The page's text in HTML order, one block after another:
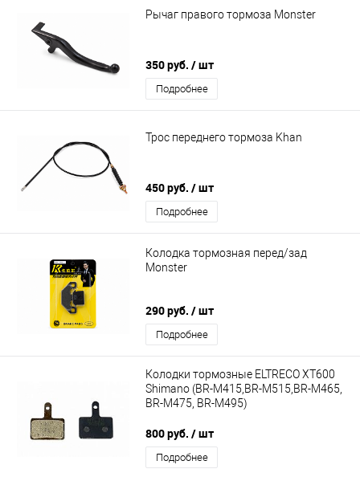
Рычаг правого тормоза Monster
350 руб. / шт
Подробнее
Трос переднего тормоза Khan
450 руб. / шт
Подробнее
Колодка тормозная перед/зад
Monster
290 руб. / шт
Подробнее
Колодки тормозные ELTRECO XT600
Shimano (BR-M415,BR-M515,BR-M465,
BR-M475, BR-M495)
800 руб. / шт
Подробнее